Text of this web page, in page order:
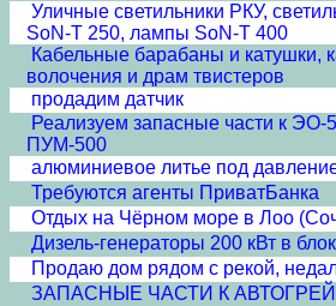
Уличные светильники РКУ,
SoN-T 250, лампы SoN-T 400
Кабельные барабаны и катушки,
волочения и драм твистеров
продадим датчик
Реализуем запасные части к
ПУМ-500
алюминиевое литье под
Требуются агенты ПриватБанка
Отдых на Чёрном море в Лоо
Дизель-генераторы 200 кВт в
Продаю дом рядом с рекой,
ЗАПАСНЫЕ ЧАСТИ К